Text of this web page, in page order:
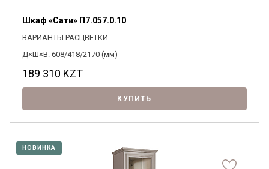
обработки персональных данных и
согласен на их обработку.
Шкаф «Сати» П7.057.0.10
ВАРИАНТЫ РАСЦВЕТКИ
Д×Ш×В: 608/418/2170 (мм)
189 310 KZT
КУПИТЬ
НОВИНКА